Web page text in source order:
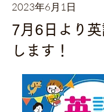
2023年6月1日
7月6日より
します！